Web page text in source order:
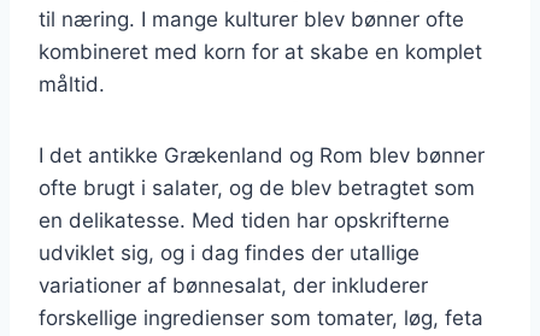
til næring. I mange kulturer blev bønner ofte
kombineret med korn for at skabe en komplet
måltid.
I det antikke Grækenland og Rom blev bønner
ofte brugt i salater, og de blev betragtet som
en delikatesse. Med tiden har opskrifterne
udviklet sig, og i dag findes der utallige
variationer af bønnesalat, der inkluderer
forskellige ingredienser som tomater, løg, feta